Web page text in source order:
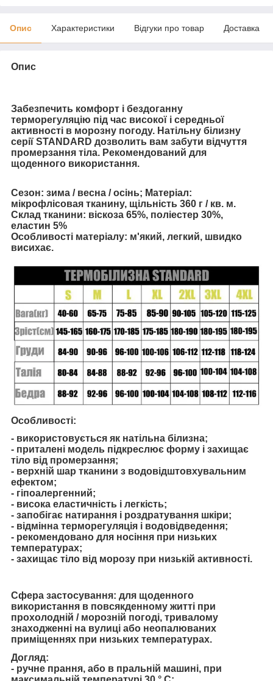
Опис Характеристики Відгуки про товар Доставка
Опис
Забезпечить комфорт і бездоганну
терморегуляцію під час високої і середньої
активності в морозну погоду. Натільну білизну
серії STANDARD дозволить вам забути відчуття
промерзання тіла. Рекомендований для
щоденного використання.
Сезон: зима / весна / осінь; Матеріал:
мікрофлісовая тканину, щільність 360 г / кв. м.
Склад тканини: віскоза 65%, поліестер 30%,
еластин 5%
Особливості матеріалу: м'який, легкий, швидко
висихає.
Особливості:
- використовується як натільна білизна;
- приталені модель підкреслює форму і захищає
тіло від промерзання;
- верхній шар тканини з водовідштовхувальним
ефектом;
- гіпоалергенний;
- висока еластичність і легкість;
- запобігає натирання і роздратування шкіри;
- відмінна терморегуляція і водовідведення;
- рекомендовано для носіння при низьких
температурах;
- захищає тіло від морозу при низькій активності.
Сфера застосування: для щоденного
використання в повсякденному житті при
прохолодній / морозній погоді, тривалому
знаходженні на вулиці або неопалюваних
приміщеннях при низьких температурах.
Догляд:
- ручне прання, або в пральній машині, при